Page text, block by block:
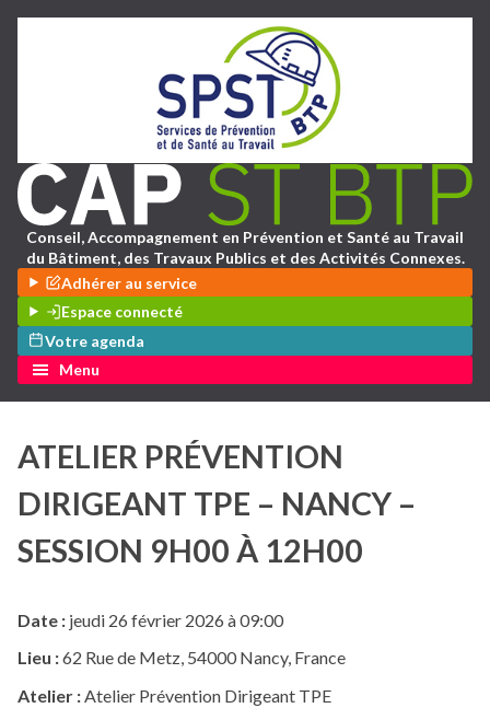
Conseil, Accompagnement en Prévention et Santé au Travail
du Bâtiment, des Travaux Publics et des Activités Connexes.
Adhérer au service
Espace connecté
Votre agenda
Menu
ATELIER PRÉVENTION
DIRIGEANT TPE – NANCY –
SESSION 9H00 À 12H00
Date : jeudi 26 février 2026 à 09:00
Lieu :62 Rue de Metz, 54000 Nancy, France
Atelier :Atelier Prévention Dirigeant TPE